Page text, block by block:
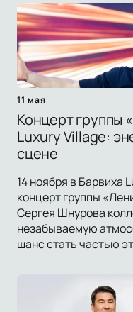
11 мая
Концерт группы
Luxury Village:
сцене
14 ноября в Барвиха
концерт группы
Сергея Шнурова
незабываемую
шанс стать частью